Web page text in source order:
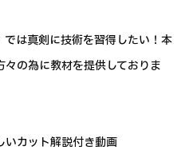
では真剣に技術を習得したい！本
の為に教材を提供しておりま
カット解説付き動画